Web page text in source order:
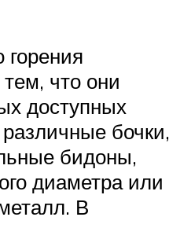
горения
что они
доступных
бочки,
бидоны,
диаметра или
В